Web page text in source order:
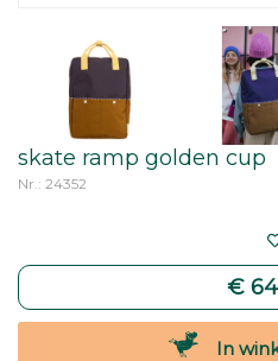
skate ramp golden cup
Nr.: 24352
€
In